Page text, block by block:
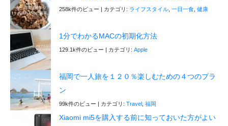
258k件のビュー | カテゴリ: ライフスタイル 一日一食 健康
1分でわかるMACの初期化方法
129.1k件のビュー | カテゴリ: Apple
福岡で一人旅を１２０％楽しむための４つのプラ
ン
99k件のビュー | カテゴリ: Travel 福岡
Xiaomi mi5を購入する前に知っておいた方がよい